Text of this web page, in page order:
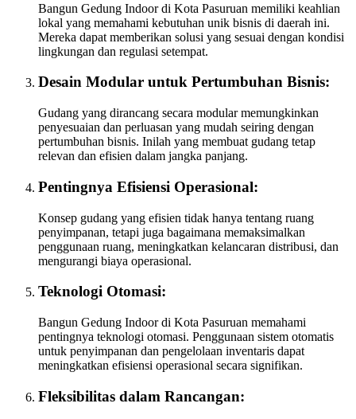
Bangun Gedung Indoor di Kota Pasuruan memiliki keahlian
lokal yang memahami kebutuhan unik bisnis di daerah ini.
Mereka dapat memberikan solusi yang sesuai dengan kondisi
lingkungan dan regulasi setempat.
Desain Modular untuk Pertumbuhan Bisnis:
Gudang yang dirancang secara modular memungkinkan
penyesuaian dan perluasan yang mudah seiring dengan
pertumbuhan bisnis. Inilah yang membuat gudang tetap
relevan dan efisien dalam jangka panjang.
Pentingnya Efisiensi Operasional:
Konsep gudang yang efisien tidak hanya tentang ruang
penyimpanan, tetapi juga bagaimana memaksimalkan
penggunaan ruang, meningkatkan kelancaran distribusi, dan
mengurangi biaya operasional.
Teknologi Otomasi:
Bangun Gedung Indoor di Kota Pasuruan memahami
pentingnya teknologi otomasi. Penggunaan sistem otomatis
untuk penyimpanan dan pengelolaan inventaris dapat
meningkatkan efisiensi operasional secara signifikan.
Fleksibilitas dalam Rancangan: